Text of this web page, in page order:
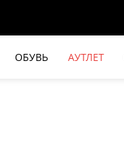
ОБУВЬ АУТЛЕТ